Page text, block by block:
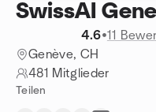
SwissAI
4.6•11
Genève, CH
481 Mitglieder
Teilen